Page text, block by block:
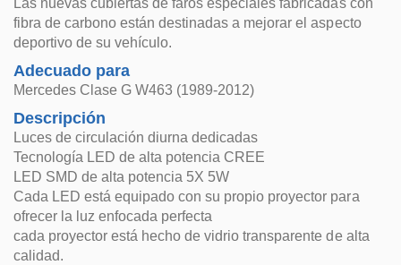
Las nuevas cubiertas de faros especiales fabricadas con
fibra de carbono están destinadas a mejorar el aspecto
deportivo de su vehículo.
Adecuado para
Mercedes Clase G W463 (1989-2012)
Descripción
Luces de circulación diurna dedicadas
Tecnología LED de alta potencia CREE
LED SMD de alta potencia 5X 5W
Cada LED está equipado con su propio proyector para
ofrecer la luz enfocada perfecta
cada proyector está hecho de vidrio transparente de alta
calidad.